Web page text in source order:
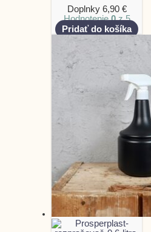
Doplnky 6,90 €
Hodnotenie0z 5
Pridať do košíka